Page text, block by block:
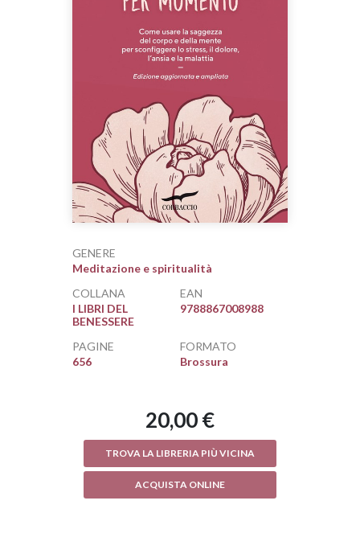
GENERE
Meditazione e spiritualità
COLLANA
I LIBRI DEL
BENESSERE
EAN
9788867008988
PAGINE
656
FORMATO
Brossura
20,00 €
TROVA LA LIBRERIA PIÙ VICINA
ACQUISTA ONLINE